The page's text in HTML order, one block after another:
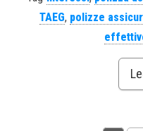
TAEG, polizze